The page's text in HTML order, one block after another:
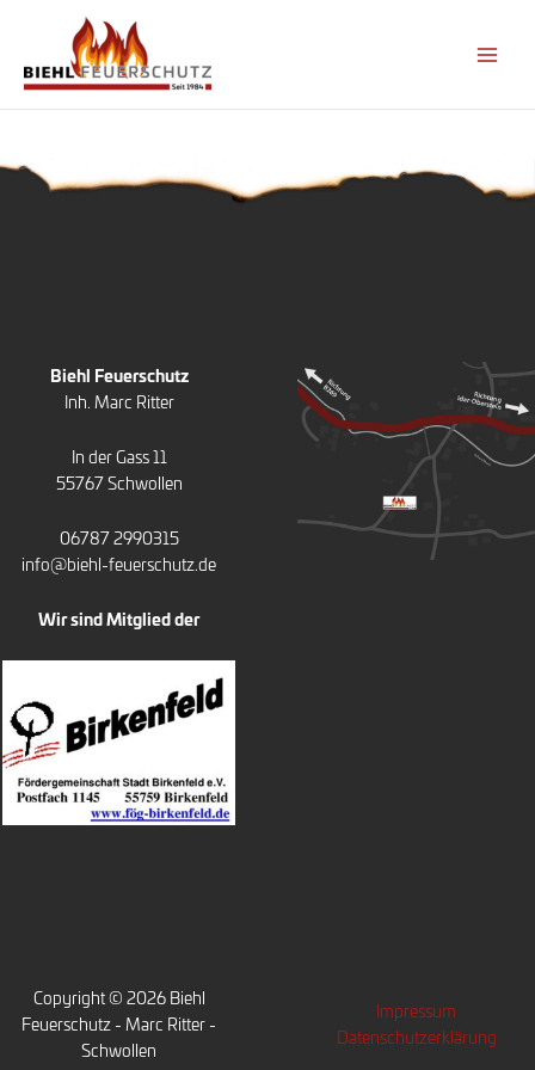
springen
Biehl Feuerschutz
Inh. Marc Ritter
In der Gass 11
55767 Schwollen
06787 2990315
info@biehl-feuerschutz.de
Wir sind Mitglied der
Copyright © 2026 Biehl
Feuerschutz - Marc Ritter -
Schwollen
Impressum
Datenschutzerklärung